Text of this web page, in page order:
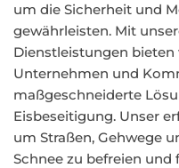
um die Sicherheit und
gewährleisten. Mit
Dienstleistungen
Unternehmen und
maßgeschneiderte
Eisbeseitigung. Unser
um Straßen, Gehwege
Schnee zu befreien und